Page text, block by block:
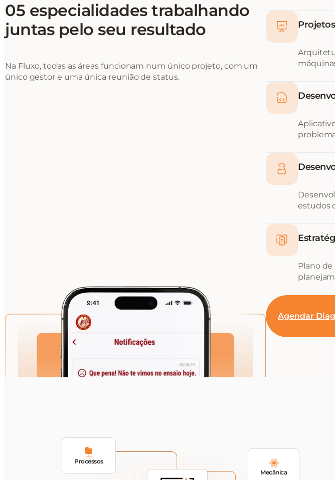
05 especialidades trabalhando
juntas pelo seu resultado
Na Fluxo, todas as áreas funcionam num único projeto, com um
único gestor e uma única reunião de status.
estudos
Plano
Agendar
Processos
Mecânica